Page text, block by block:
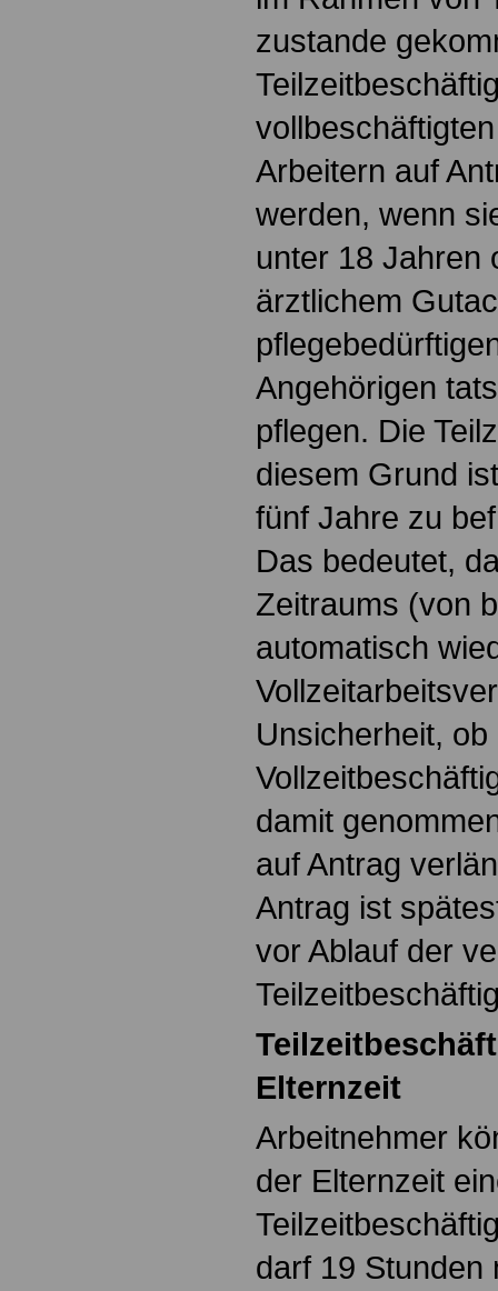
zustande
Arbeitern auf
werden, wenn
unter 18 Jahren
ärztlichem
Angehörigen
pflegen. Die
diesem Grund
fünf Jahre zu
Das bedeutet,
Zeitraums (von
automatisch
Unsicherheit,
damit
auf Antrag
Antrag ist
vor Ablauf der
Elternzeit
Arbeitnehmer
der Elternzeit
darf 19 Stunden